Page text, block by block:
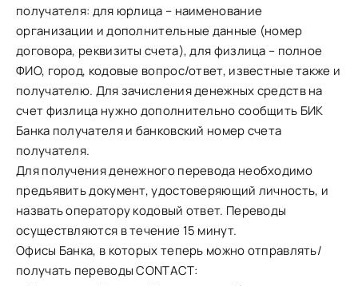
получателя: для юрлица – наименование
организации и дополнительные данные (номер
договора, реквизиты счета), для физлица – полное
ФИО, город, кодовые вопрос/ответ, известные также и
получателю. Для зачисления денежных средств на
счет физлица нужно дополнительно сообщить БИК
Банка получателя и банковский номер счета
получателя.
Для получения денежного перевода необходимо
предъявить документ, удостоверяющий личность, и
назвать оператору кодовый ответ. Переводы
осуществляются в течение 15 минут.
Офисы Банка, в которых теперь можно отправлять/
получать переводы CONTACT: